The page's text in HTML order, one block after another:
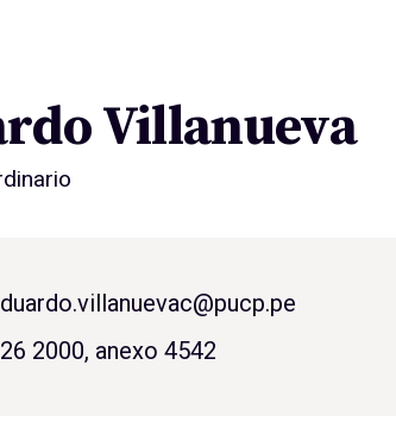
Villanueva
2000, anexo 4542